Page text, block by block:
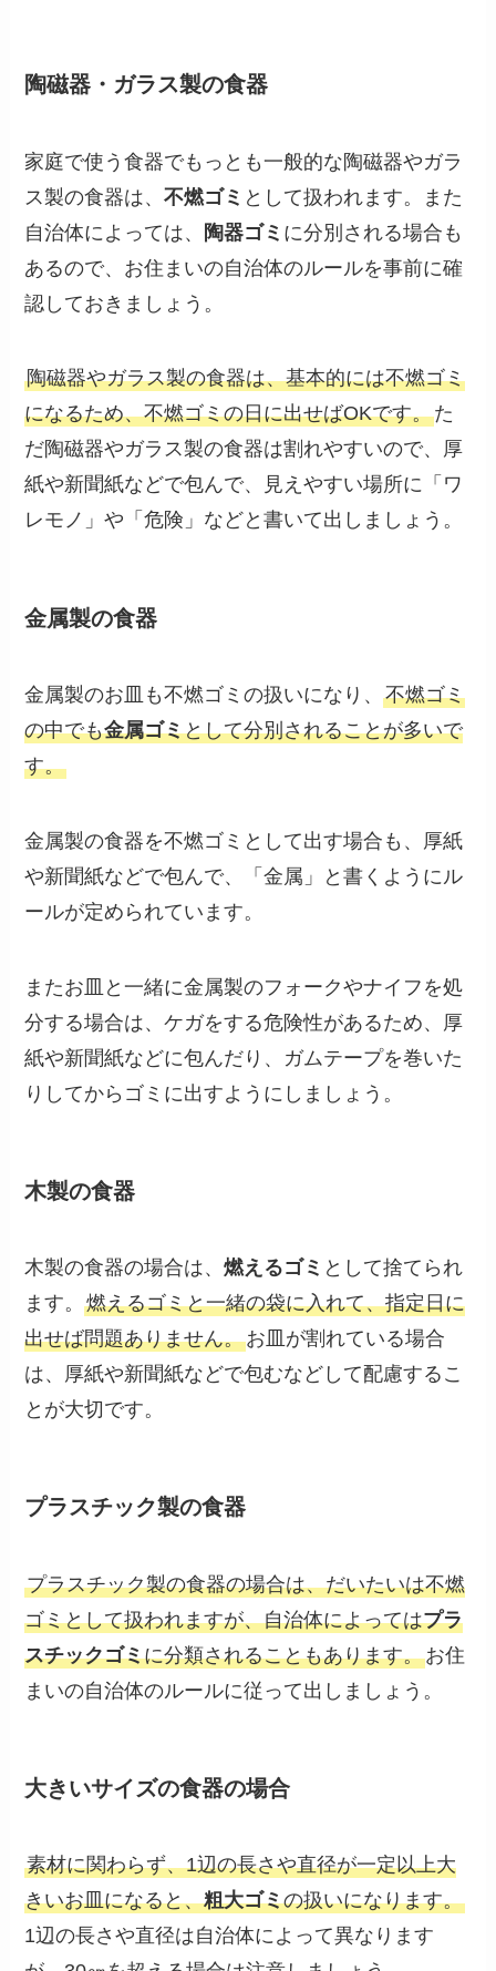
陶磁器・ガラス製の食器
家庭で使う食器でもっとも一般的な陶磁器やガラ
ス製の食器は、不燃ゴミ として扱われます。また
自治体によっては、
陶器ゴミ に分別される場合も
あるので、お住まいの自治体のルールを事前に確
認しておきましょう。
陶磁器やガラス製の食器は、基本的には不燃ゴミ
になるため、不燃ゴミの日に出せばOKです。た
だ陶磁器やガラス製の食器は割れやすいので、厚
紙や新聞紙などで包んで、見えやすい場所に「ワ
レモノ」や「危険」などと書いて出しましょう。
金属製の食器
金属製のお皿も不燃ゴミの扱いになり、不燃ゴミ
の中でも金属ゴミとして分別されることが多いで
す。
金属製の食器を不燃ゴミとして出す場合も、厚紙
や新聞紙などで包んで、「金属」と書くようにル
ールが定められています。
またお皿と一緒に金属製のフォークやナイフを処
分する場合は、ケガをする危険性があるため、厚
紙や新聞紙などに包んだり、ガムテープを巻いた
りしてからゴミに出すようにしましょう。
木製の食器
木製の食器の場合は、燃えるゴミ として捨てられ
ます。燃えるゴミと一緒の袋に入れて、指定日に
出せば問題ありません。お皿が割れている場合
は、厚紙や新聞紙などで包むなどして配慮するこ
とが大切です。
プラスチック製の食器
プラスチック製の食器の場合は、だいたいは不燃
ゴミとして扱われますが、自治体によってはプラ
スチックゴミに分類されることもあります。お住
まいの自治体のルールに従って出しましょう。
大きいサイズの食器の場合
素材に関わらず、1辺の長さや直径が一定以上大
きいお皿になると、粗大ゴミの扱いになります。
1辺の長さや直径は自治体によって異なります